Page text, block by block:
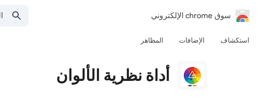
‏سوق chrome الإلكتروني
استكشاف الإضافات المظاهر
أداة نظرية الألوان